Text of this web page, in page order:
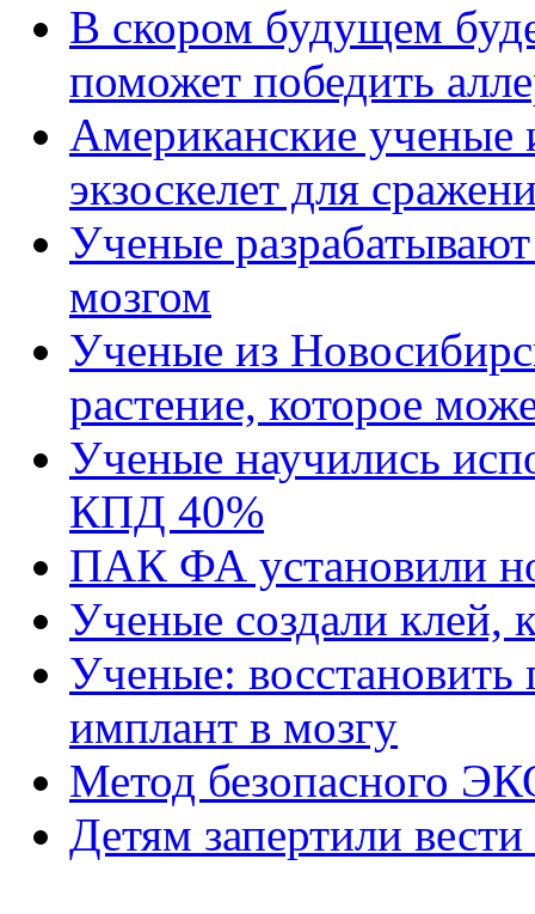
В скором будущем
поможет победить
Американские ученые
экзоскелет для
Ученые
мозгом
Ученые из
растение, которое
Ученые научились
КПД 40%
ПАК ФА установили
Ученые создали клей,
Ученые:
имплант в мозгу
Метод безопасного
Детям запертили